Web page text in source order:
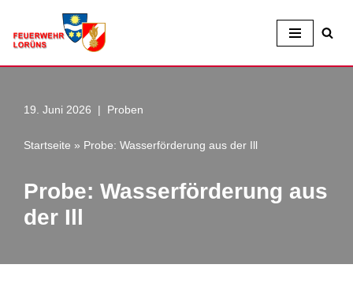
Zum
19. Juni 2026 Proben
Startseite » Probe: Wasserförderung aus der Ill
Probe: Wasserförderung aus
der Ill